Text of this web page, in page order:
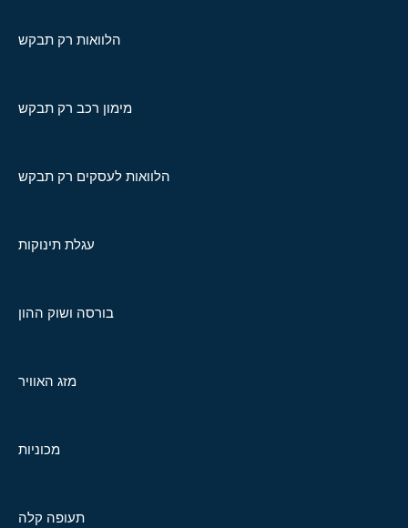
הלוואות רק תבקש
מימון רכב רק תבקש
הלוואות לעסקים רק תבקש
עגלת תינוקות
בורסה ושוק ההון
מזג האוויר
מכוניות
תעופה קלה